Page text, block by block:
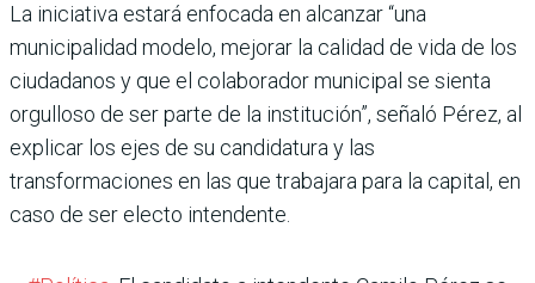
La iniciativa estará enfocada en alcanzar “una
municipalidad modelo, mejorar la calidad de vida de los
ciudadanos y que el colaborador municipal se sienta
orgulloso de ser parte de la institución”, señaló Pérez, al
explicar los ejes de su candidatura y las
transformaciones en las que trabajara para la capital, en
caso de ser electo intendente.